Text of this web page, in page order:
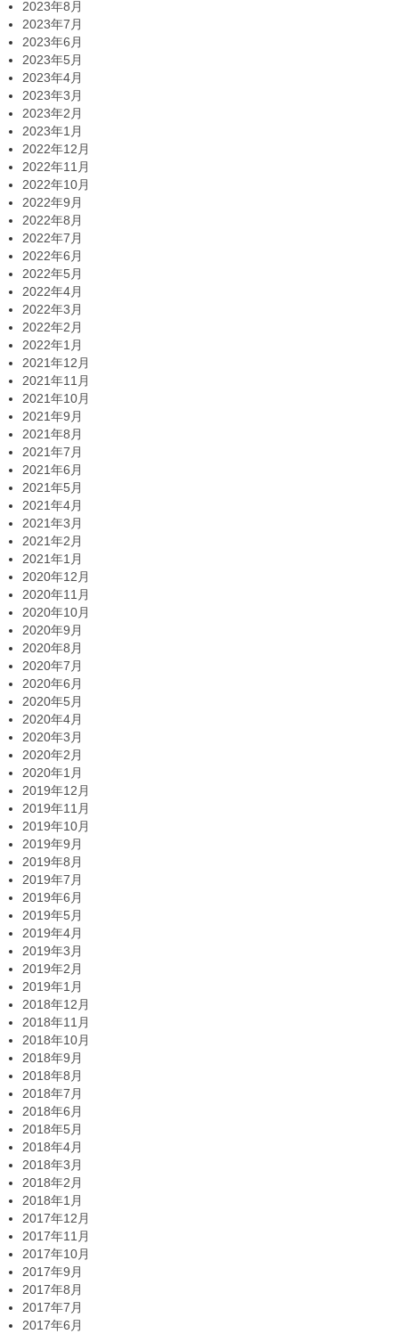
2023年8月
2023年7月
2023年6月
2023年5月
2023年4月
2023年3月
2023年2月
2023年1月
2022年12月
2022年11月
2022年10月
2022年9月
2022年8月
2022年7月
2022年6月
2022年5月
2022年4月
2022年3月
2022年2月
2022年1月
2021年12月
2021年11月
2021年10月
2021年9月
2021年8月
2021年7月
2021年6月
2021年5月
2021年4月
2021年3月
2021年2月
2021年1月
2020年12月
2020年11月
2020年10月
2020年9月
2020年8月
2020年7月
2020年6月
2020年5月
2020年4月
2020年3月
2020年2月
2020年1月
2019年12月
2019年11月
2019年10月
2019年9月
2019年8月
2019年7月
2019年6月
2019年5月
2019年4月
2019年3月
2019年2月
2019年1月
2018年12月
2018年11月
2018年10月
2018年9月
2018年8月
2018年7月
2018年6月
2018年5月
2018年4月
2018年3月
2018年2月
2018年1月
2017年12月
2017年11月
2017年10月
2017年9月
2017年8月
2017年7月
2017年6月